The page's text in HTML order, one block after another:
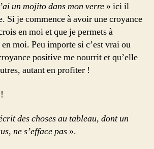
un mojito dans mon verre » ici il
Si je commence à avoir une croyance
en moi et que je permets à
moi. Peu importe si c’est vrai ou
positive me nourrit et qu’elle
autant en profiter !
des choses au tableau, dont un
ne s’efface pas ».